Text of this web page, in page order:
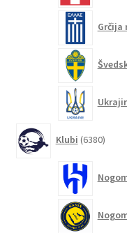
Grčija
Klubi 6380